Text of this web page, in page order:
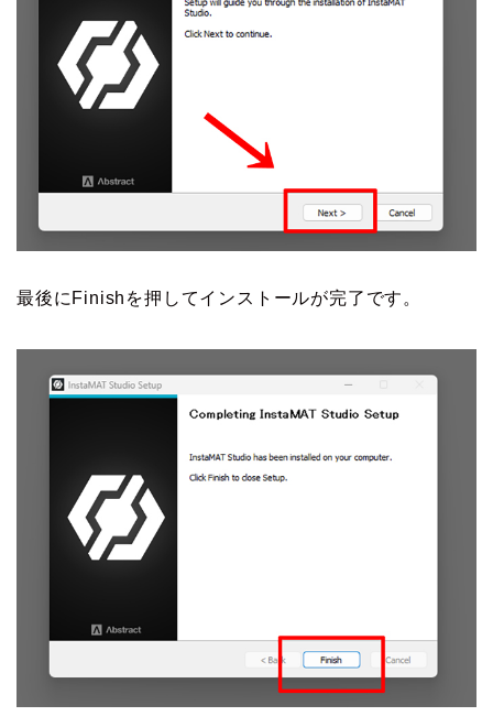
最後にFinishを押してインストールが完了です。